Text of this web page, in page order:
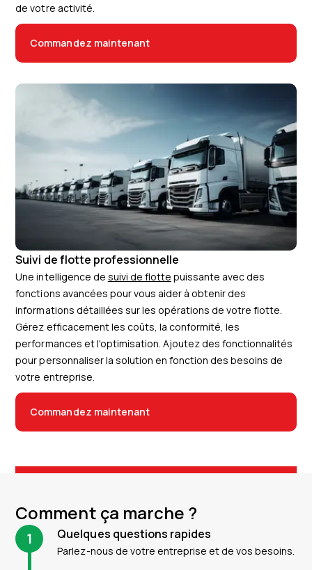
de votre activité.
Commandez maintenant
Suivi de flotte professionnelle
Une intelligence de suivi de flotte puissante avec des
fonctions avancées pour vous aider à obtenir des
informations détaillées sur les opérations de votre flotte.
Gérez efficacement les coûts, la conformité, les
performances et l'optimisation. Ajoutez des fonctionnalités
pour personnaliser la solution en fonction des besoins de
votre entreprise.
Commandez maintenant
Comment ça marche ?
1 Quelques questions rapides
Parlez-nous de votre entreprise et de vos besoins.